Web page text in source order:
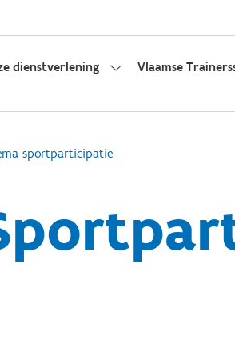
dienstverlening Vlaamse
sportparticipatie